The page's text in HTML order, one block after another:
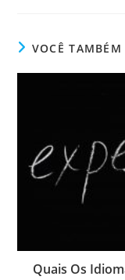
VOCÊ TAMBÉM
Quais Os